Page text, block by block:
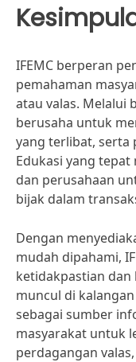
IFEMC berperan
pemahaman
atau valas. Melalui
berusaha untuk
yang terlibat, serta
Edukasi yang
dan perusahaan
bijak dalam
Dengan
mudah dipahami,
ketidakpastian dan
muncul di
sebagai sumber
masyarakat untuk
perdagangan